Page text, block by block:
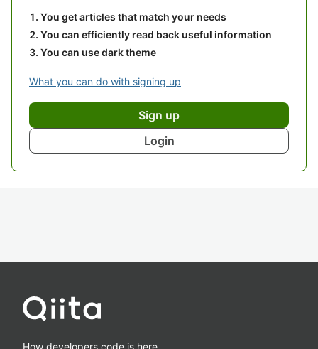
You get articles that match your needs
You can efficiently read back useful information
You can use dark theme
What you can do with signing up
Sign up
Login
How developers code is here.